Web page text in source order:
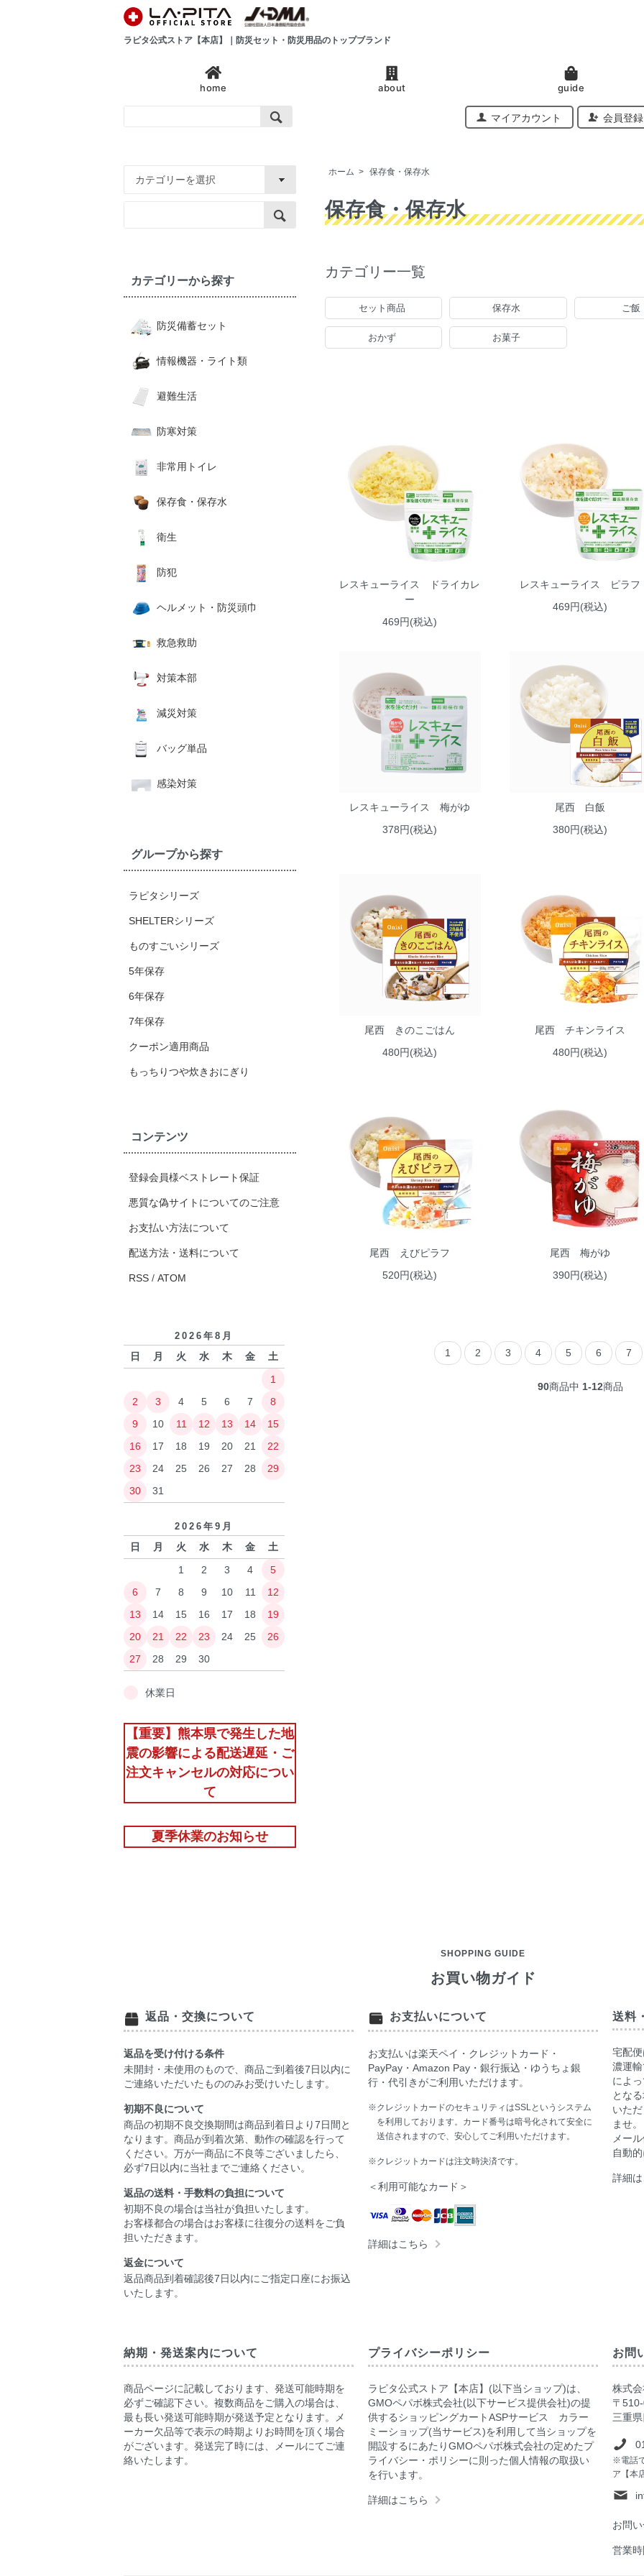
ラピタ公式ストア【本店】｜防災セット・防災用品のトップブランド
home about guide
マイアカウント 会員登録
ホーム > 保存食・保存水
保存食・保存水
カテゴリー一覧
セット商品 保存水 ご飯
おかず お菓子
レスキューライス ドライカレ
ー
469円(税込)
レスキューライス ピラフ
469円(税込)
レスキューライス 梅がゆ
378円(税込)
尾西 白飯
380円(税込)
尾西 きのこごはん
480円(税込)
尾西 チキンライス
480円(税込)
尾西 えびピラフ
520円(税込)
尾西 梅がゆ
390円(税込)
1 2 3 4 5 6 7
90商品中 1-12商品
カテゴリーから探す
防災備蓄セット
情報機器・ライト類
避難生活
防寒対策
非常用トイレ
保存食・保存水
衛生
防犯
ヘルメット・防災頭巾
救急救助
対策本部
減災対策
バッグ単品
感染対策
グループから探す
ラピタシリーズ
SHELTERシリーズ
ものすごいシリーズ
5年保存
6年保存
7年保存
クーポン適用商品
もっちりつや炊きおにぎり
コンテンツ
登録会員様ベストレート保証
悪質な偽サイトについてのご注意
お支払い方法について
配送方法・送料について
RSS / ATOM
2026年8月
日 月 火 水 木 金
土
1
2
3 4 5 6 7
8
9
10 11 12 13 14
15
16
17 18 19 20 21
22
23
24 25 26 27 28
29
30
31
2026年9月
日 月 火 水 木 金
土
1
2 3 4
5
6
7 8 9 10 11
12
13
14 15 16 17 18
19
20
21 22 23 24 25
26
27
28 29 30
休業日
【重要】熊本県で発生した地
震の影響による配送遅延・ご
注文キャンセルの対応につい
て
夏季休業のお知らせ
SHOPPING GUIDE
お買い物ガイド
返品・交換について
返品を受け付ける条件
未開封・未使用のもので、商品ご到着後7日以内に
ご連絡いただいたもののみお受けいたします。
初期不良について
商品の初期不良交換期間は商品到着日より7日間と
なります。商品が到着次第、動作の確認を行って
ください。万が一商品に不良等ございましたら、
必ず7日以内に当社までご連絡ください。
返品の送料・手数料の負担について
初期不良の場合は当社が負担いたします。
お客様都合の場合はお客様に往復分の送料をご負
担いただきます。
返金について
返品商品到着確認後7日以内にご指定口座にお振込
いたします。
お支払いについて
お支払いは楽天ペイ・クレジットカード・
PayPay・Amazon Pay・銀行振込・ゆうちょ銀
行・代引きがご利用いただけます。
※クレジットカードのセキュリティはSSLというシステム
を利用しております。カード番号は暗号化されて安全に
送信されますので、安心してご利用いただけます。
※クレジットカードは注文時決済です。
＜利用可能なカード＞
詳細はこちら
送料
宅配
濃運
によ
とな
いた
ませ。
メー
自動
詳細
納期・発送案内について
商品ページに記載しております、発送可能時期を
必ずご確認下さい。複数商品をご購入の場合は、
最も長い発送可能時期が発送予定となります。メ
ーカー欠品等で表示の時期よりお時間を頂く場合
がございます。発送完了時には、メールにてご連
絡いたします。
プライバシーポリシー
ラピタ公式ストア【本店】(以下当ショップ)は、
GMOペパボ株式会社(以下サービス提供会社)の提
供するショッピングカートASPサービス カラー
ミーショップ(当サービス)を利用して当ショップを
開設するにあたりGMOペパボ株式会社の定めたプ
ライバシー・ポリシーに則った個人情報の取扱い
を行います。
詳細はこちら
お問
株式
〒
三重
※電話
ア【本
お問
営業